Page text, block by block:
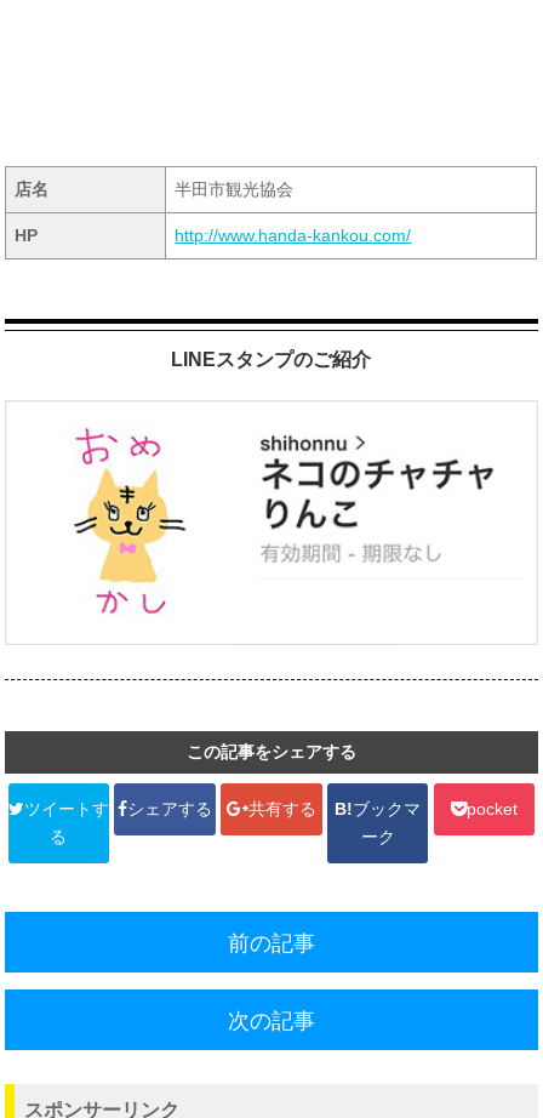
店名 半田市観光協会
HP http://www.handa-kankou.com/
LINEスタンプのご紹介
この記事をシェアする
ツイートす
る
シェアする 共有する B!ブックマ
ーク
pocket
前の記事
次の記事
スポンサーリンク